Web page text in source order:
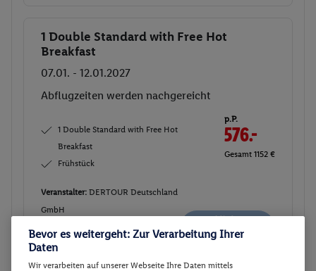
Buchen
1 Double Standard with Free Hot
Breakfast
07.01. - 12.01.2027
Abflugzeiten werden nachgereicht
1 Double Standard with Free Hot
Breakfast
Frühstück
p.P.
576.-
Gesamt 1152 €
Veranstalter: DERTOUR Deutschland
GmbH
Veranstalters
Nicht
verfügbar
Bevor es weitergeht: Zur Verarbeitung Ihrer
Daten
Wir verarbeiten auf unserer Webseite Ihre Daten mittels